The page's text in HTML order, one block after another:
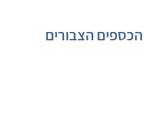
הצבורים